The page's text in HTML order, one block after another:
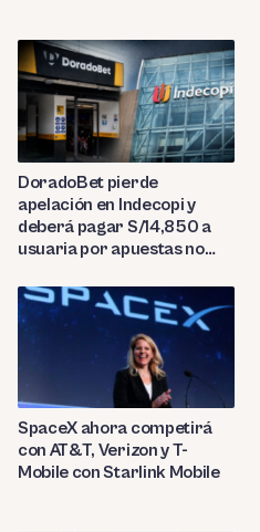
DoradoBet pierde
apelación en Indecopi y
deberá pagar S/14,850 a
usuaria por apuestas no
SpaceX ahora competirá
con AT&T, Verizon y T-
Mobile con Starlink Mobile